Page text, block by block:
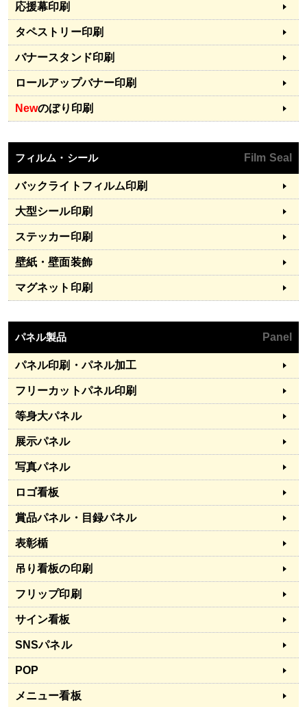
応援幕印刷
タペストリー印刷
バナースタンド印刷
ロールアップバナー印刷
Newのぼり印刷
フィルム・シール Film Seal
バックライトフィルム印刷
大型シール印刷
ステッカー印刷
壁紙・壁面装飾
マグネット印刷
パネル製品 Panel
パネル印刷・パネル加工
フリーカットパネル印刷
等身大パネル
展示パネル
写真パネル
ロゴ看板
賞品パネル・目録パネル
表彰楯
吊り看板の印刷
フリップ印刷
サイン看板
SNSパネル
POP
メニュー看板